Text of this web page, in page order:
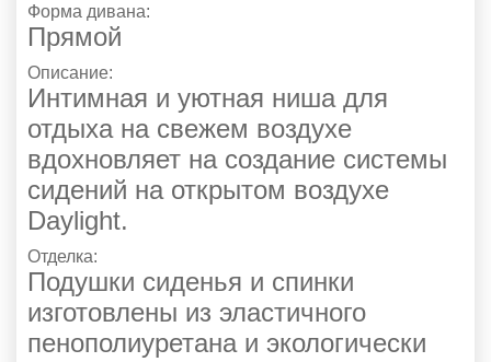
Форма дивана:
Прямой
Описание:
Интимная и уютная ниша для
отдыха на свежем воздухе
вдохновляет на создание системы
сидений на открытом воздухе
Daylight.
Отделка:
Подушки сиденья и спинки
изготовлены из эластичного
пенополиуретана и экологически